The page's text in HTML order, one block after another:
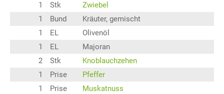
1
Stk
Zwiebel
1
Bund
Kräuter, gemischt
1
EL
Olivenöl
1
EL
Majoran
2
Stk
Knoblauchzehen
1
Prise
Pfeffer
1
Prise Muskatnuss